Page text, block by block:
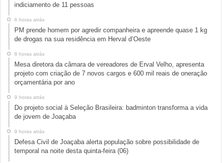
indiciamento de 11 pessoas
6 horas atrás
PM prende homem por agredir companheira e apreende quase 1 kg
de drogas na sua residência em Herval d’Oeste
8 horas atrás
Mesa diretora da câmara de vereadores de Erval Velho, apresenta
projeto com criação de 7 novos cargos e 600 mil reais de oneração
orçamentária por ano
9 horas atrás
Do projeto social à Seleção Brasileira: badminton transforma a vida
de jovem de Joaçaba
9 horas atrás
Defesa Civil de Joaçaba alerta população sobre possibilidade de
temporal na noite desta quinta-feira (06)